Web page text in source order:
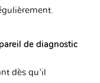
1 version
de diagnostic
dès qu'il